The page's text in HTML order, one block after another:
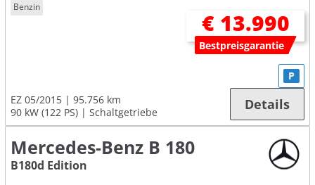
Benzin
€ 13.990
Bestpreisgarantie
EZ 05/2015
95.756 km
90 kW (122 PS)
Schaltgetriebe
P
Details
Mercedes-Benz B 180
B180d Edition